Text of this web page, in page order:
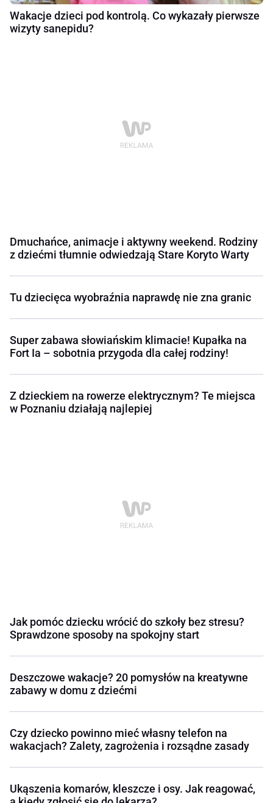
Wakacje dzieci pod kontrolą. Co wykazały pierwsze
wizyty sanepidu?
Dmuchańce, animacje i aktywny weekend. Rodziny
z dziećmi tłumnie odwiedzają Stare Koryto Warty
Tu dziecięca wyobraźnia naprawdę nie zna granic
Super zabawa słowiańskim klimacie! Kupałka na
Fort Ia – sobotnia przygoda dla całej rodziny!
Z dzieckiem na rowerze elektrycznym? Te miejsca
w Poznaniu działają najlepiej
Jak pomóc dziecku wrócić do szkoły bez stresu?
Sprawdzone sposoby na spokojny start
Deszczowe wakacje? 20 pomysłów na kreatywne
zabawy w domu z dziećmi
Czy dziecko powinno mieć własny telefon na
wakacjach? Zalety, zagrożenia i rozsądne zasady
Ukąszenia komarów, kleszcze i osy. Jak reagować,